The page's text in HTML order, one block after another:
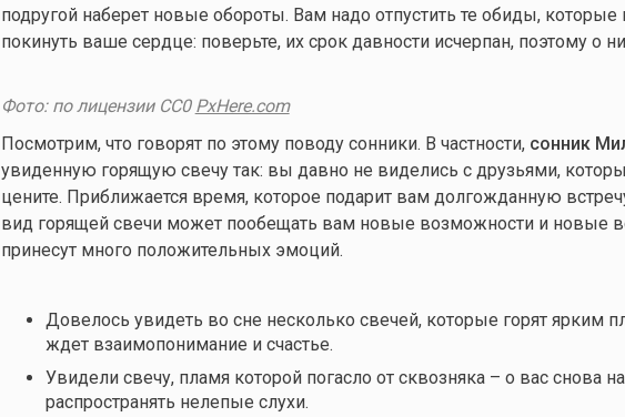
подругой наберет новые обороты. Вам надо отпустить те обиды, которые
покинуть ваше сердце: поверьте, их срок давности исчерпан, поэтому о
Фото: по лицензии CC0 PxHere.com
Посмотрим, что говорят по этому поводу сонники. В частности, сонник
увиденную горящую свечу так: вы давно не виделись с друзьями,
цените. Приближается время, которое подарит вам долгожданную
вид горящей свечи может пообещать вам новые возможности и новые
принесут много положительных эмоций.
Довелось увидеть во сне несколько свечей, которые горят ярким
ждет взаимопонимание и счастье.
Увидели свечу, пламя которой погасло от сквозняка – о вас снова
распространять нелепые слухи.